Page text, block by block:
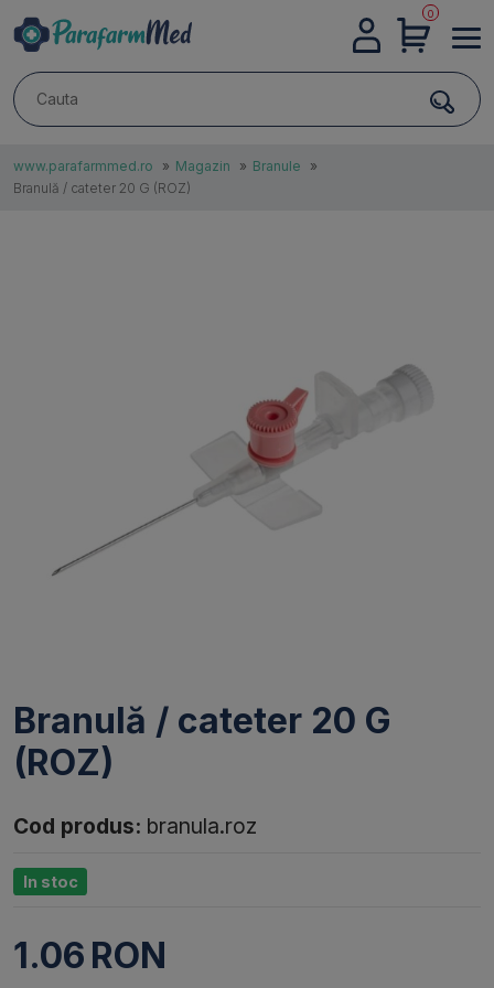
DESPRE
NOI
0
www.parafarmmed.ro » Magazin » Branule
»
Branulă / cateter 20 G (ROZ)
Branulă / cateter 20 G
(ROZ)
Cod produs: branula.roz
In stoc
1.06 RON